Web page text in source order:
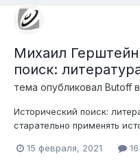
Михаил
поиск:
тема опубликовал Butoff в
Исторический поиск:
старательно применять
15 февраля, 2021